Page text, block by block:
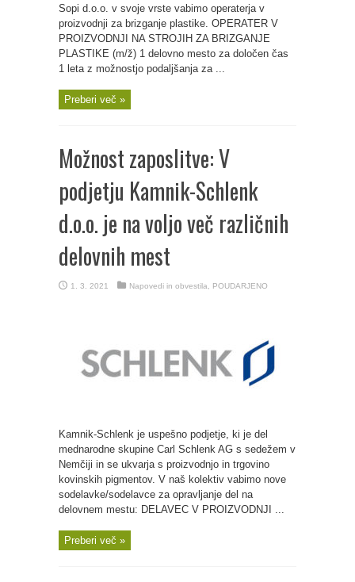
Sopi d.o.o. v svoje vrste vabimo operaterja v
proizvodnji za brizganje plastike. OPERATER V
PROIZVODNJI NA STROJIH ZA BRIZGANJE
PLASTIKE (m/ž) 1 delovno mesto za določen čas
1 leta z možnostjo podaljšanja za ...
Preberi več »
Možnost zaposlitve: V
podjetju Kamnik-Schlenk
d.o.o. je na voljo več različnih
delovnih mest
1. 3. 2021 Napovedi in obvestila POUDARJENO
Kamnik-Schlenk je uspešno podjetje, ki je del
mednarodne skupine Carl Schlenk AG s sedežem v
Nemčiji in se ukvarja s proizvodnjo in trgovino
kovinskih pigmentov. V naš kolektiv vabimo nove
sodelavke/sodelavce za opravljanje del na
delovnem mestu: DELAVEC V PROIZVODNJI ...
Preberi več »